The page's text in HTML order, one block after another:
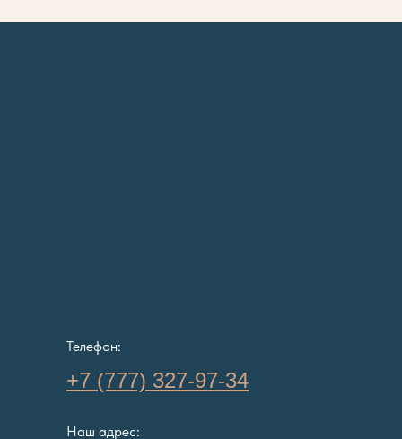
Наш адрес:
+7 (777) 327-97-34
Телефон: